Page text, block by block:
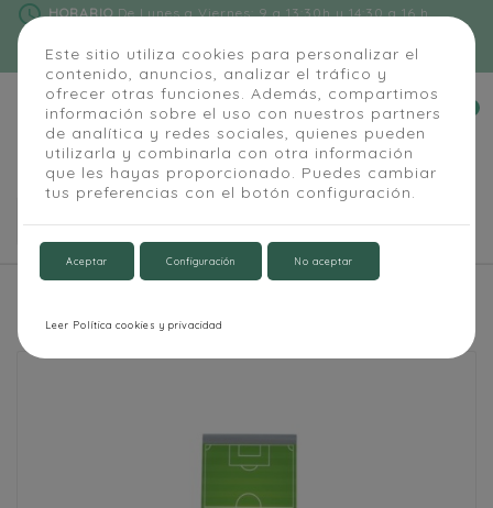
Este sitio utiliza cookies para personalizar el
contenido, anuncios, analizar el tráfico y
ofrecer otras funciones. Además, compartimos
información sobre el uso con nuestros partners
de analítica y redes sociales, quienes pueden
utilizarla y combinarla con otra información
que les hayas proporcionado. Puedes cambiar
tus preferencias con el botón configuración.
Aceptar Configuración No aceptar
Leer Política cookies y privacidad
schedule HORARIODe Lunes a Viernes: 9 a 13:30h y 14:30 a 16 h
phone


Pizarra caballete futbol